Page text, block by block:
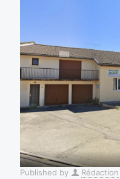
Published by Rédaction